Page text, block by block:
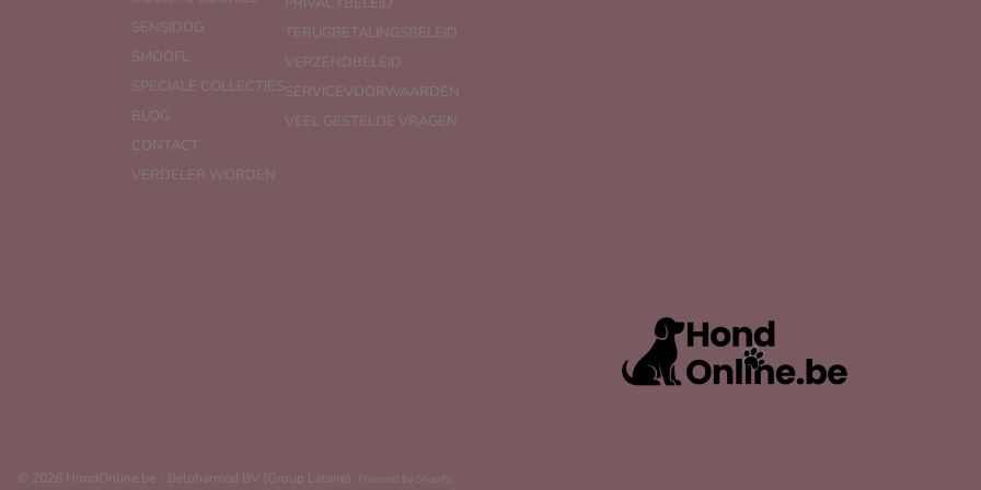
SENSIDOG
SMOOFL
SPECIALE COLLECTIES
BLOG
CONTACT
VERDELER WORDEN
TERUGBETALINGSBELEID
VERZENDBELEID
SERVICEVOORWAARDEN
VEEL GESTELDE VRAGEN
© 2026 HondOnline.be - Belpharmed BV (Group Lataire). Powered by Shopify.